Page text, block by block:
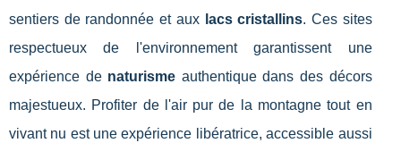
sentiers de randonnée et aux lacs cristallins. Ces sites
respectueux de l'environnement garantissent une
expérience de naturisme authentique dans des décors
majestueux. Profiter de l'air pur de la montagne tout en
vivant nu est une expérience libératrice, accessible aussi